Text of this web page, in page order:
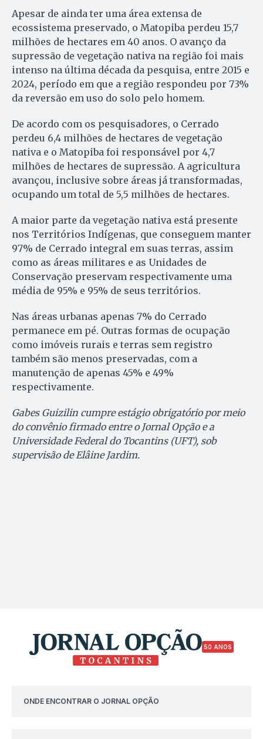
Apesar de ainda ter uma área extensa de
ecossistema preservado, o Matopiba perdeu 15,7
milhões de hectares em 40 anos. O avanço da
supressão de vegetação nativa na região foi mais
intenso na última década da pesquisa, entre 2015 e
2024, período em que a região respondeu por 73%
da reversão em uso do solo pelo homem.
De acordo com os pesquisadores, o Cerrado
perdeu 6,4 milhões de hectares de vegetação
nativa e o Matopiba foi responsável por 4,7
milhões de hectares de supressão. A agricultura
avançou, inclusive sobre áreas já transformadas,
ocupando um total de 5,5 milhões de hectares.
A maior parte da vegetação nativa está presente
nos Territórios Indígenas, que conseguem manter
97% de Cerrado integral em suas terras, assim
como as áreas militares e as Unidades de
Conservação preservam respectivamente uma
média de 95% e 95% de seus territórios.
Nas áreas urbanas apenas 7% do Cerrado
permanece em pé. Outras formas de ocupação
como imóveis rurais e terras sem registro
também são menos preservadas, com a
manutenção de apenas 45% e 49%
respectivamente.
Gabes Guizilin cumpre estágio obrigatório por meio
do convênio firmado entre o Jornal Opção e a
Universidade Federal do Tocantins (UFT), sob
supervisão de Elâine Jardim.
50 ANOS
ONDE ENCONTRAR O JORNAL OPÇÃO